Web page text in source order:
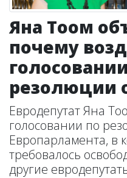
Яна Тоом
почему
резолюции
Евродепутат Яна
голосовании по
Европарламента, в
требовалось
другие